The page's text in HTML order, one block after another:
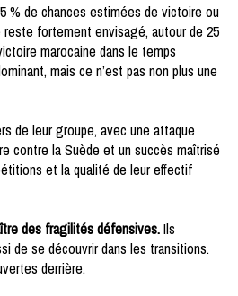
% de chances estimées de victoire ou
fortement envisagé, autour de 25
marocaine dans le temps
mais ce n’est pas non plus une
de leur groupe, avec une attaque
contre la Suède et un succès maîtrisé
et la qualité de leur effectif
des fragilités défensives.Ils
de se découvrir dans les transitions.
derrière.